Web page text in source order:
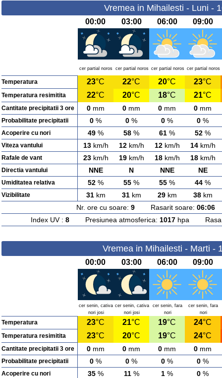
Vremea in Mihailesti - Luni -
00:00 03:00 06:00 09:00
cer partial noros cer partial noros cer partial noros cer partial noros
Temperatura 23°C 22°C 20°C 23°C
Temperatura resimitita 22°C 20°C 18°C 21°C
Cantitate precipitatii 3 ore 0 mm 0 mm 0 mm 0 mm
Probabilitate precipitatii 0 % 0 % 0 % 0 %
Acoperire cu nori 49 % 58 % 61 % 52 %
Viteza vantului 13km/h 12km/h 12km/h 14km/h
Rafale de vant 23km/h 19km/h 18km/h 18km/h
Directia vantului NNE N NNE NE
Umiditatea relativa 52 % 55 % 55 % 44 %
Vizibilitate 31km 31km 29km 38km
Nr. ore cu soare: 9Rasarit soare: 06:06
Index UV : 8Presiunea atmosferica: 1017hpa
Vremea in Mihailesti - Marti -
00:00 03:00 06:00 09:00
cer senin, cativa
nori josi
cer senin, cativa
nori josi
cer senin, fara
nori
cer senin, fara
nori
Temperatura 23°C 21°C 19°C 24°C
Temperatura resimitita 23°C 20°C 19°C 24°C
Cantitate precipitatii 3 ore 0 mm 0 mm 0 mm 0 mm
Probabilitate precipitatii 0 % 0 % 0 % 0 %
Acoperire cu nori 35 % 11% 1 % 0 %